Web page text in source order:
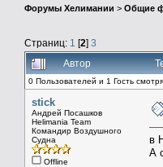
Форумы Хелимании > Общие
Страниц: 1 [2] 3
Автор
0 Пользователей и 1 Гость
stick
Андрей Посашков
Helimania Team
Командир Воздушного
Судна
Offline
в
А